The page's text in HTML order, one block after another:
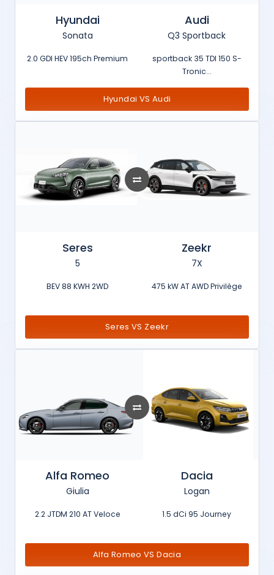
Hyundai
Sonata
2.0 GDI HEV 195ch Premium
Audi
Q3 Sportback
sportback 35 TDI 150 S-
Tronic...
Hyundai VS Audi
Seres
5
BEV 88 KWH 2WD
Zeekr
7X
475 kW AT AWD Privilège
Seres VS Zeekr
Alfa Romeo
Giulia
2.2 JTDM 210 AT Veloce
Dacia
Logan
1.5 dCi 95 Journey
Alfa Romeo VS Dacia